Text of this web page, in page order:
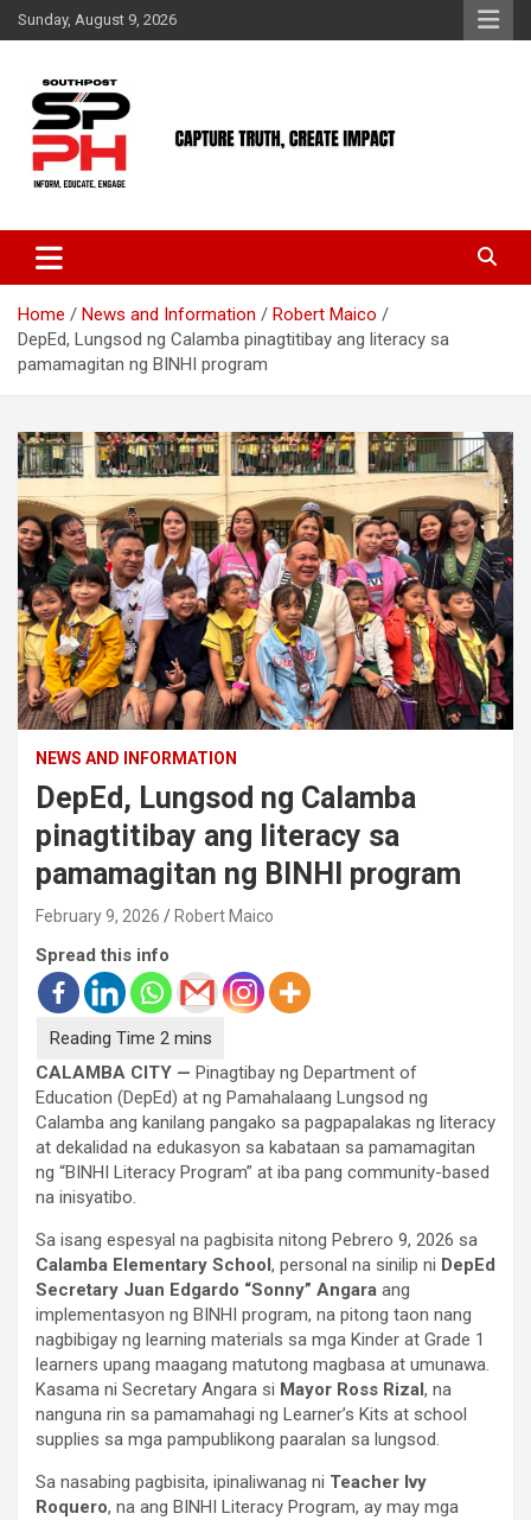
Skip
to
Sunday, August 9, 2026
Home News and Information
Robert Maico
DepEd, Lungsod ng Calamba pinagtitibay ang literacy sa
pamamagitan ng BINHI program
NEWS AND INFORMATION
DepEd, Lungsod ng Calamba
pinagtitibay ang literacy sa
pamamagitan ng BINHI program
February 9, 2026 Robert Maico
Spread this info
CALAMBA CITY — Pinagtibay ng Department of
Education (DepEd) at ng Pamahalaang Lungsod ng
Calamba ang kanilang pangako sa pagpapalakas ng literacy
at dekalidad na edukasyon sa kabataan sa pamamagitan
ng “BINHI Literacy Program” at iba pang community-based
na inisyatibo.
Sa isang espesyal na pagbisita nitong Pebrero 9, 2026 sa
Calamba Elementary School, personal na sinilip ni DepEd
Secretary Juan Edgardo “Sonny” Angara ang
implementasyon ng BINHI program, na pitong taon nang
nagbibigay ng learning materials sa mga Kinder at Grade 1
learners upang maagang matutong magbasa at umunawa.
Kasama ni Secretary Angara si Mayor Ross Rizal, na
nanguna rin sa pamamahagi ng Learner’s Kits at school
supplies sa mga pampublikong paaralan sa lungsod.
Sa nasabing pagbisita, ipinaliwanag ni Teacher Ivy
Roquero, na ang BINHI Literacy Program, ay may mga